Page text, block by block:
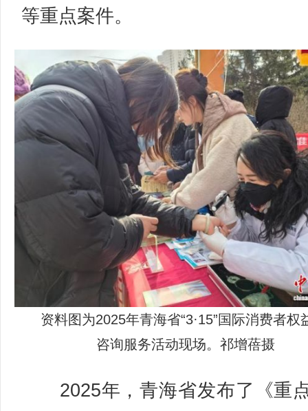
等重点案件。
资料图为2025年青海省“3·15”国际消费者权
咨询服务活动现场。祁增蓓摄
2025年，青海省发布了《重